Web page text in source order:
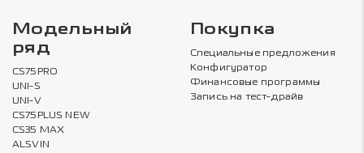
Модельный
ряд
CS75PRO
UNI-S
UNI-V
CS75PLUS NEW
CS35 MAX
ALSVIN
Покупка
Специальные предложения
Конфигуратор
Финансовые программы
Запись на тест-драйв